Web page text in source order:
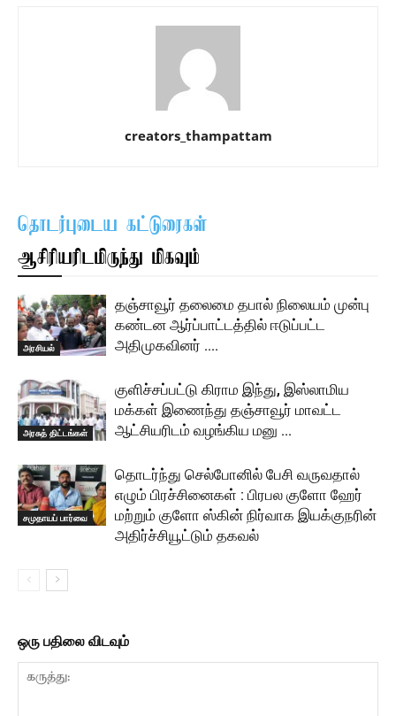
creators_thampattam
தொடர்புடைய கட்டுரைகள்
ஆசிரியரிடமிருந்து மிகவும்
அரசியல்
தஞ்சாவூர் தலைமை தபால் நிலையம் முன்பு
கண்டன ஆர்ப்பாட்டத்தில் ஈடுப்பட்ட
அதிமுகவினர் ….
அரசுத் திட்டங்கள்
குளிச்சப்பட்டு கிராம இந்து, இஸ்லாமிய
மக்கள் இணைந்து தஞ்சாவூர் மாவட்ட
ஆட்சியரிடம் வழங்கிய மனு …
சமுதாயப் பார்வை
தொடர்ந்து செல்போனில் பேசி வருவதால்
எழும் பிரச்சினைகள் : பிரபல குளோ ஹேர்
மற்றும் குளோ ஸ்கின் நிர்வாக இயக்குநரின்
அதிர்ச்சியூட்டும் தகவல்
ஒரு பதிலை விடவும்